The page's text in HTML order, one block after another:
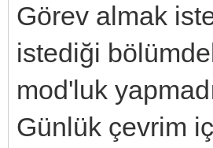
Görev almak
istediği
mod'luk
Günlük çevrim